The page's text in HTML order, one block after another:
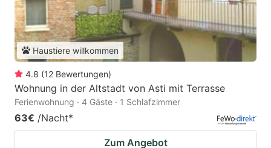
Haustiere willkommen
4.8 (12 Bewertungen)
Wohnung in der Altstadt von Asti mit Terrasse
Ferienwohnung · 4 Gäste · 1 Schlafzimmer
63€ /Nacht*
Zum Angebot